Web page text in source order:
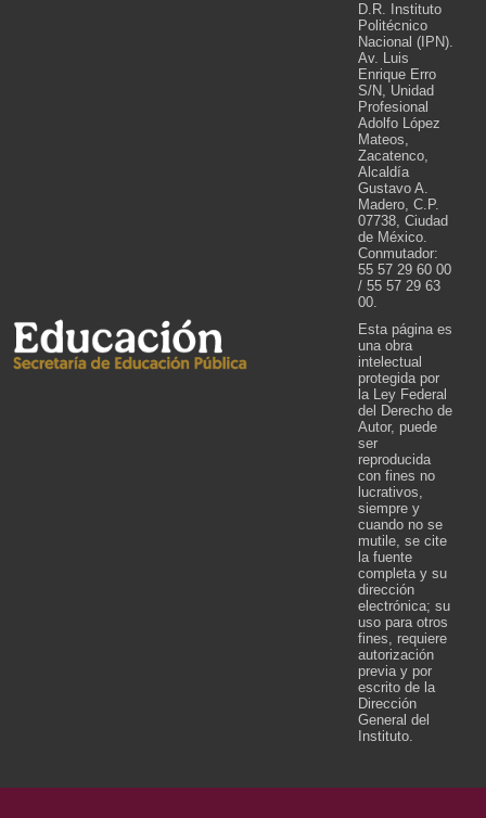
D.R. Instituto
Politécnico
Nacional (IPN).
Av. Luis
Enrique Erro
S/N, Unidad
Profesional
Adolfo López
Mateos,
Zacatenco,
Alcaldía
Gustavo A.
Madero, C.P.
07738, Ciudad
de México.
Conmutador:
55 57 29 60 00
/ 55 57 29 63
00.
Esta página es
una obra
intelectual
protegida por
la Ley Federal
del Derecho de
Autor, puede
ser
reproducida
con fines no
lucrativos,
siempre y
cuando no se
mutile, se cite
la fuente
completa y su
dirección
electrónica; su
uso para otros
fines, requiere
autorización
previa y por
escrito de la
Dirección
General del
Instituto.